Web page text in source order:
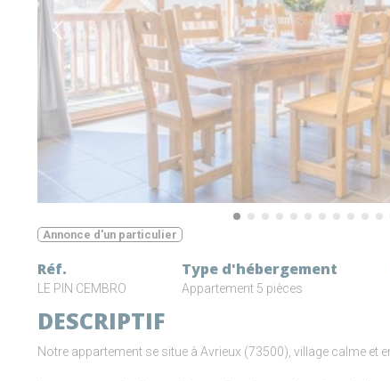
Annonce d'un particulier
Réf.
LE PIN CEMBRO
Type d'hébergement
Appartement 5 pièces
DESCRIPTIF
Notre appartement se situe à Avrieux (73500), village calme et